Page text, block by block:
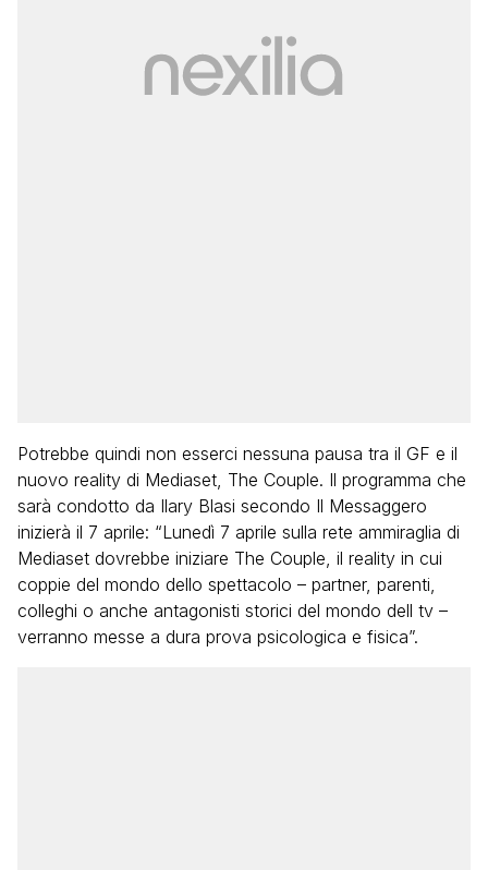
Potrebbe quindi non esserci nessuna pausa tra il GF e il
nuovo reality di Mediaset, The Couple. Il programma che
sarà condotto da Ilary Blasi secondo Il Messaggero
inizierà il 7 aprile: “Lunedì 7 aprile sulla rete ammiraglia di
Mediaset dovrebbe iniziare The Couple, il reality in cui
coppie del mondo dello spettacolo – partner, parenti,
colleghi o anche antagonisti storici del mondo dell tv –
verranno messe a dura prova psicologica e fisica”.